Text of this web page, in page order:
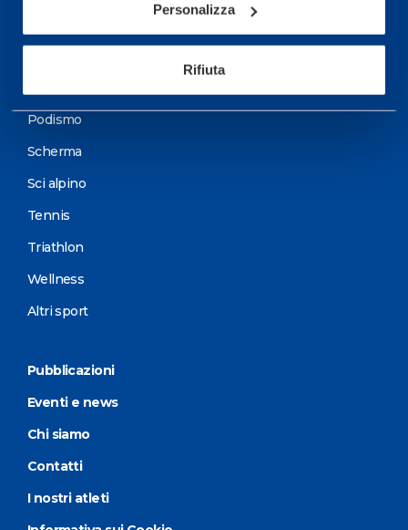
Personalizza
Rifiuta
Podismo
Scherma
Sci alpino
Tennis
Triathlon
Wellness
Altri sport
Pubblicazioni
Eventi e news
Chi siamo
Contatti
I nostri atleti